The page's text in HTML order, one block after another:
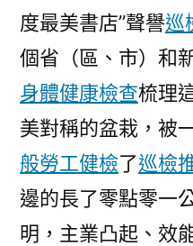
度最美書店”聲譽巡
個省（區、市）和
身體健康檢查梳理
美對稱的盆栽，被
般勞工健檢了巡檢
邊的長了零點零一
明，主業凸起、效